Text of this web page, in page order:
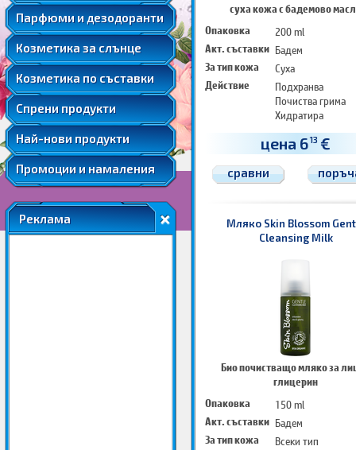
Парфюми и дезодоранти
Подаръчни комплекти парфюми
Козметика за слънце
Слънцезащитна козметика за коса
Соларна козметика
Козметика по съставки
Мента
Розова вода
Розово масло
Ший
Спрени продукти
Козметика за след слънце
Автобронзанти
Слънцезащитна козметика за лице
Слънцезащитна козметика за коса
Соларна козметика
Най-нови продукти
Промоции и намаления
Реклама
суха кожа с бадемово
Опаковка
200 ml
Акт. съставки Бадем
За тип кожа
Суха
Действие
Подхранва
Почиства грима
Хидратира
цена 613 €
сравни
Мляко Skin Blossom
Cleansing Milk
Био почистващо мляко за
глицерин
Опаковка
150 ml
Акт. съставки Бадем
За тип кожа
Всеки тип